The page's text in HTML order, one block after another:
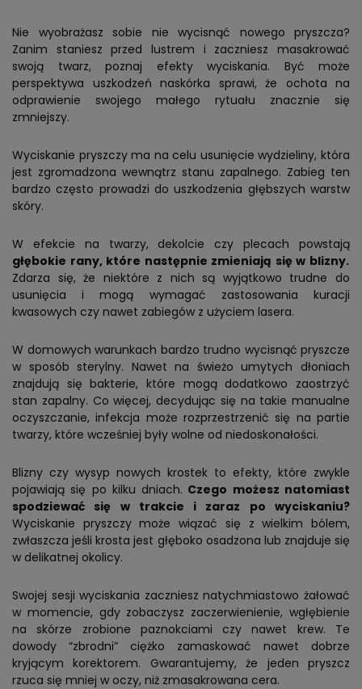
Nie wyobrażasz sobie nie wycisnąć nowego pryszcza?
Zanim staniesz przed lustrem i zaczniesz masakrować
swoją twarz, poznaj efekty wyciskania. Być może
perspektywa uszkodzeń naskórka sprawi, że ochota na
odprawienie swojego małego rytuału znacznie się
zmniejszy.
Wyciskanie pryszczy ma na celu usunięcie wydzieliny, która
jest zgromadzona wewnątrz stanu zapalnego. Zabieg ten
bardzo często prowadzi do uszkodzenia głębszych warstw
skóry.
W efekcie na twarzy, dekolcie czy plecach powstają
głębokie rany, które następnie zmieniają się w blizny.
Zdarza się, że niektóre z nich są wyjątkowo trudne do
usunięcia i mogą wymagać zastosowania kuracji
kwasowych czy nawet zabiegów z użyciem lasera.
W domowych warunkach bardzo trudno wycisnąć pryszcze
w sposób sterylny. Nawet na świeżo umytych dłoniach
znajdują się bakterie, które mogą dodatkowo zaostrzyć
stan zapalny. Co więcej, decydując się na takie manualne
oczyszczanie, infekcja może rozprzestrzenić się na partie
twarzy, które wcześniej były wolne od niedoskonałości.
Blizny czy wysyp nowych krostek to efekty, które zwykle
pojawiają się po kilku dniach. Czego możesz natomiast
spodziewać się w trakcie i zaraz po wyciskaniu?
Wyciskanie pryszczy może wiązać się z wielkim bólem,
zwłaszcza jeśli krosta jest głęboko osadzona lub znajduje się
w delikatnej okolicy.
Swojej sesji wyciskania zaczniesz natychmiastowo żałować
w momencie, gdy zobaczysz zaczerwienienie, wgłębienie
na skórze zrobione paznokciami czy nawet krew. Te
dowody “zbrodni” ciężko zamaskować nawet dobrze
kryjącym korektorem. Gwarantujemy, że jeden pryszcz
rzuca się mniej w oczy, niż zmasakrowana cera.